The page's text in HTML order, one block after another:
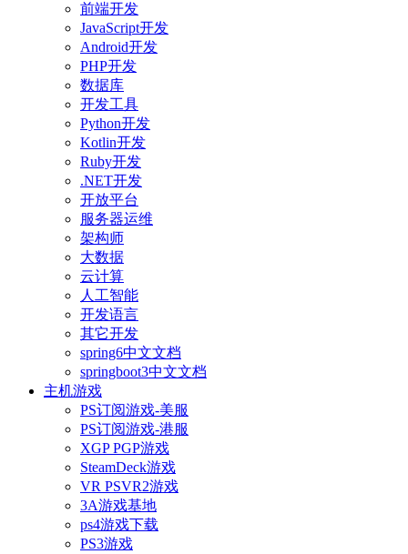
前端开发
JavaScript开发
Android开发
PHP开发
数据库
开发工具
Python开发
Kotlin开发
Ruby开发
.NET开发
开放平台
服务器运维
架构师
大数据
云计算
人工智能
开发语言
其它开发
spring6中文文档
springboot3中文文档
主机游戏
PS订阅游戏-美服
PS订阅游戏-港服
XGP PGP游戏
SteamDeck游戏
VR PSVR2游戏
3A游戏基地
ps4游戏下载
PS3游戏